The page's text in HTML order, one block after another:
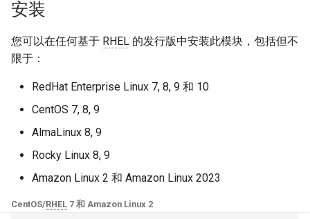
中文
引
擎
$browser_version
aws-sdk
balancer
base-encoding
cache
RHEL、CentOS 和 Rocky
Linux 上安装
Plesk 控制面板的 NGINX 模
块 - RPM 包
ea-nginx 变成性能与安全的强
大工具
NGINX HTTP/3 QUIC 支持 -
安装
您可以在任何基于 RHEL 的发行版中安装此模块，包括但不
限于：
RedHat Enterprise Linux 7, 8, 9 和 10
CentOS 7, 8, 9
AlmaLinux 8, 9
Rocky Linux 8, 9
Amazon Linux 2 和 Amazon Linux 2023
CentOS/RHEL 7 和 Amazon Linux 2